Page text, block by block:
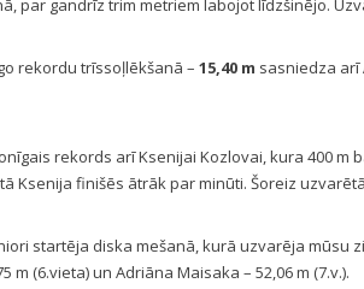
par gandrīz trim metriem labojot līdzšinējo.
rekordu trīssoļlēkšanā – 15,40 m sasniedza arī
rekords arī Ksenijai Kozlovai, kura 400 m
Ksenija finišēs ātrāk par minūti. Šoreiz
startēja diska mešanā, kurā uzvarēja mūsu
m (6.vieta) un Adriāna Maisaka – 52,06 m (7.v.).